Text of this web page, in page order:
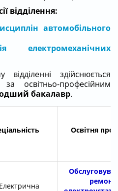
відділення:
автомобільного
електромеханічних
відділенні здійснюється
за освітньо-професійним
бакалавр.
Освітня
ремонт